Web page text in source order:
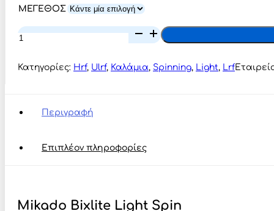
€55,00
Through
ΜΕΓΕΘΟΣ
Mikado
Bixlite
Spinning
ποσότητα
Κατηγορίες: Hrf, Ulrf, Καλάμια, Spinning, Light, Lrf
Περιγραφή
Επιπλέον πληροφορίες
Mikado Bixlite Light Spin